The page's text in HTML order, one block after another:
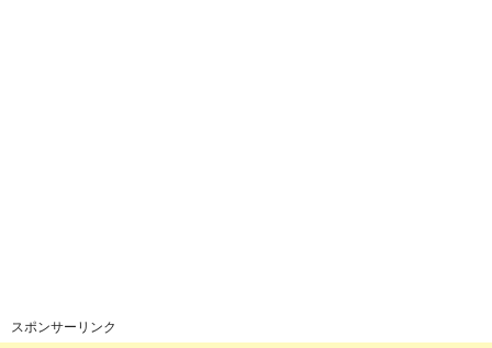
スポンサーリンク